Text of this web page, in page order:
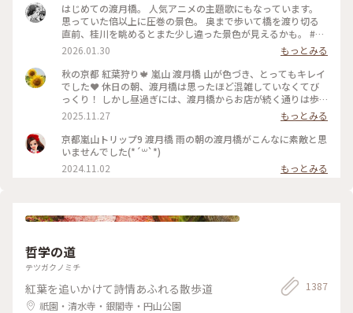
はじめての渡月橋。 人気アニメの主題歌にもなっています。
思っていた倍以上に圧巻の景色。 奥まで歩いて橋を渡り切る
直前、桂川を眺めるとまた少し違った景色が見えるかも。 #渡
月橋 #嵐山 #京都旅行 #嵐電 #京都観光
2026.01.30
もっとみる
秋の京都 紅葉狩り🍁 嵐山 渡月橋 山が色づき、とってもキレイ
でした❤️ 休日の朝、渡月橋は思ったほど混雑していなくてび
っくり！ しかし昼過ぎには、渡月橋からお店が続く通りは歩
行者天国になり多くの人でごったがえし、ボート乗り場では長
蛇の列で60分待ちになってました😳 2025.11.23 #渡月橋 #紅
葉 #嵐山 #京都 #ことりっぷ #秋の装い
2025.11.27
もっとみる
京都嵐山トリップ9 渡月橋 雨の朝の渡月橋がこんなに素敵と思
いませんでした(*´꒳`*)
2024.11.02
もっとみる
哲学の道
テツガクノミチ
紅葉を追いかけて詩情あふれる散歩道
祇園・清水寺・銀閣寺・円山公園
1387